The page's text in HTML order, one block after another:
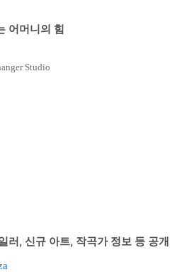
어머니의 힘
Studio
러, 신규 아트, 작곡가 정보 등 공개